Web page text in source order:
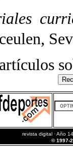
revista digital · Año
© 1997-